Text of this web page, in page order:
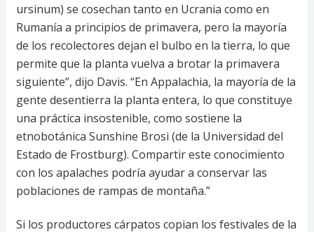
ursinum) se cosechan tanto en Ucrania como en
Rumanía a principios de primavera, pero la mayoría
de los recolectores dejan el bulbo en la tierra, lo que
permite que la planta vuelva a brotar la primavera
siguiente”, dijo Davis. “En Appalachia, la mayoría de la
gente desentierra la planta entera, lo que constituye
una práctica insostenible, como sostiene la
etnobotánica Sunshine Brosi (de la Universidad del
Estado de Frostburg). Compartir este conocimiento
con los apalaches podría ayudar a conservar las
poblaciones de rampas de montaña.”
Si los productores cárpatos copian los festivales de la